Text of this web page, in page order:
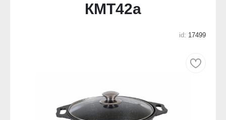
КМТ42а
id: 17499